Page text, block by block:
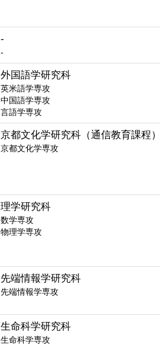
-
-
外国語学研究科
英米語学専攻
中国語学専攻
言語学専攻
京都文化学研究科（通信教育課程）
京都文化学専攻
理学研究科
数学専攻
物理学専攻
先端情報学研究科
先端情報学専攻
生命科学研究科
生命科学専攻